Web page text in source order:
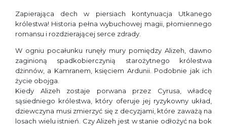
Zapierająca dech w piersiach kontynuacja Utkanego
królestwa! Historia pełna wybuchowej magii, płomiennego
romansu i rozdzierającej serce zdrady.
W ogniu pocałunku runęły mury pomiędzy Alizeh, dawno
zaginioną spadkobierczynią starożytnego królestwa
dżinnów, a Kamranem, księciem Ardunii. Podobnie jak ich
życie obojga.
Kiedy Alizeh zostaje porwana przez Cyrusa, władcę
sąsiedniego królestwa, który oferuje jej ryzykowny układ,
dziewczyna musi zmierzyć się z decyzjami, które zaważą na
losach wielu istnień. Czy Alizeh jest w stanie odłożyć na bok